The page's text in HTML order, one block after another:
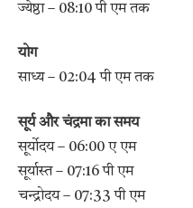
ज्येष्ठा – 08:10 पी एम तक
योग
साध्य – 02:04 पी एम तक
सूर्य और चंद्रमा का समय
सूर्योदय – 06:00 ए एम
सूर्यास्त – 07:16 पी एम
चन्द्रोदय – 07:33 पी एम